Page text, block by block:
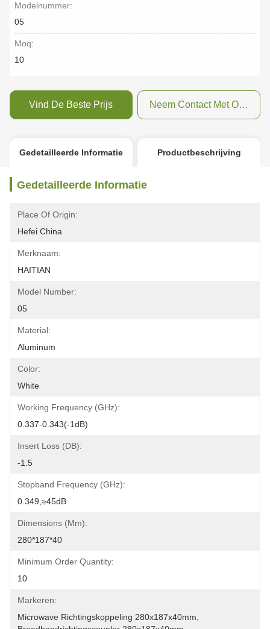
Modelnummer:
05
Moq:
10
Vind De Beste Prijs Neem Contact Met Ons Op
Gedetailleerde Informatie Productbeschrijving
Gedetailleerde Informatie
Place Of Origin:
Hefei China
Merknaam:
HAITIAN
Model Number:
05
Material:
Aluminum
Color:
White
Working Frequency (GHz):
0.337-0.343(-1dB)
Insert Loss (dB):
-1.5
Stopband Frequency (GHz):
0.349,≥45dB
Dimensions (mm):
280*187*40
Minimum Order Quantity:
10
Markeren:
Microwave Richtingskoppeling 280x187x40mm